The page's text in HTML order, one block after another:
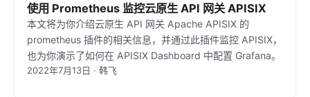
使用 Prometheus 监控云原生 API 网关 APISIX
本文将为你介绍云原生 API 网关 Apache APISIX 的
prometheus 插件的相关信息，并通过此插件监控 APISIX，
也为你演示了如何在 APISIX Dashboard 中配置 Grafana。
2022年7月13日 · 韩飞